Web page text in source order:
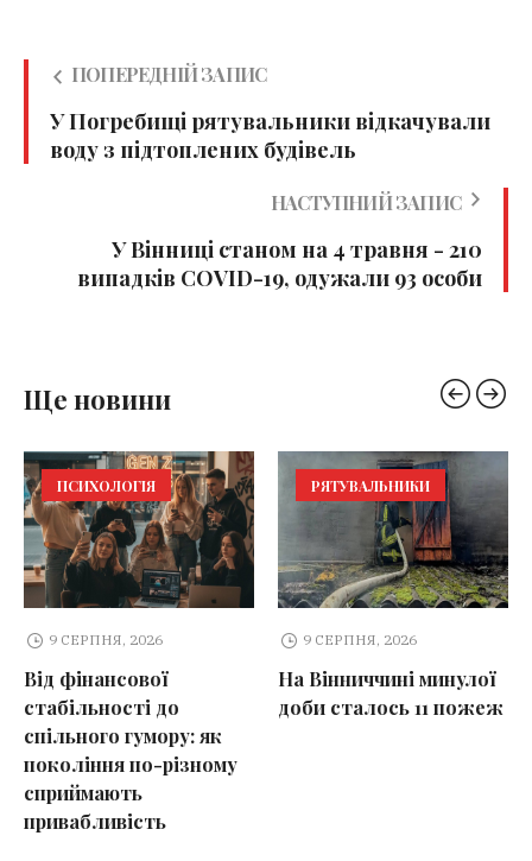
ПОПЕРЕДНІЙ ЗАПИС
У Погребищі рятувальники відкачували
воду з підтоплених будівель
НАСТУПНИЙ ЗАПИС
У Вінниці станом на 4 травня - 210
випадків COVID-19, одужали 93 особи
Ще новини
ПСИХОЛОГІЯ
9 СЕРПНЯ, 2026
Від фінансової
стабільності до
спільного гумору: як
покоління по-різному
сприймають
привабливість
РЯТУВАЛЬНИКИ
9 СЕРПНЯ, 2026
На Вінниччині минулої
доби сталось 11 пожеж